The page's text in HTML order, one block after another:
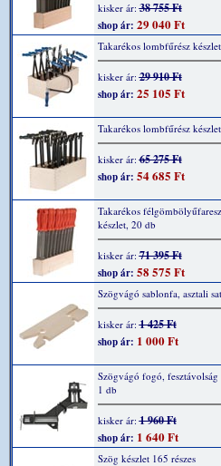
kisker ár:38 755 Ft
shop ár: 29 040 Ft
Takarékos lombfűrész
kisker ár:29 910 Ft
shop ár: 25 105 Ft
Takarékos lombfűrész
kisker ár:65 275 Ft
shop ár: 54 685 Ft
Takarékos
készlet, 20 db
kisker ár:71 395 Ft
shop ár: 58 575 Ft
Szögvágó sablonfa, asztali
kisker ár:1 425 Ft
shop ár: 1 000 Ft
Szögvágó fogó,
1 db
kisker ár:1 960 Ft
shop ár: 1 640 Ft
Szög készlet 165 részes